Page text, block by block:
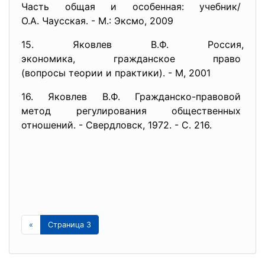
Часть общая и особенная: учебник/
О.А. Чаусская. - М.: Эксмо, 2009
15. Яковлев В.Ф. Россия,
экономика, гражданское право
(вопросы теории и практики). - М, 2001
16. Яковлев В.Ф. Гражданско-правовой
метод регулирования общественных
отношений. - Свердловск, 1972. - С. 216.
« Страница 3